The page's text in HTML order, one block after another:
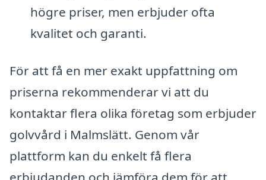
högre priser, men erbjuder ofta
kvalitet och garanti.
För att få en mer exakt uppfattning om
priserna rekommenderar vi att du
kontaktar flera olika företag som erbjuder
golvvård i Malmslätt. Genom vår
plattform kan du enkelt få flera